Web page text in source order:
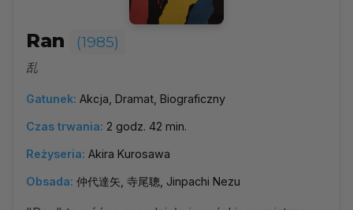
Ran (1985)
乱
Gatunek: Akcja, Dramat, Biograficzny
Czas trwania: 2 godz. 42 min.
Reżyseria: Akira Kurosawa
Obsada: 仲代達矢, 寺尾聰, Jinpachi Nezu